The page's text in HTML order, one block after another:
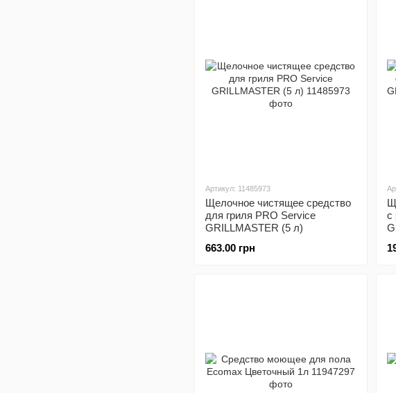
Артикул: 11485973
Щелочное чистящее средство
для гриля PRO Service
GRILLMASTER (5 л)
663.00 грн
с